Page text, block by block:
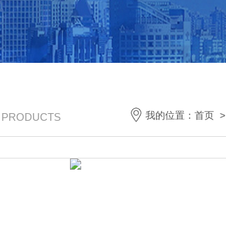
我的位置： 首页 >